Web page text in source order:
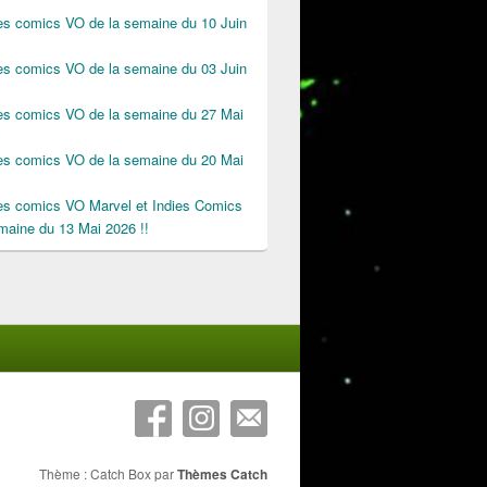
comics VO de la semaine du 10 Juin
comics VO de la semaine du 03 Juin
comics VO de la semaine du 27 Mai
comics VO de la semaine du 20 Mai
comics VO Marvel et Indies Comics
du 13 Mai 2026 !!
Thème : Catch Box parThèmes Catch